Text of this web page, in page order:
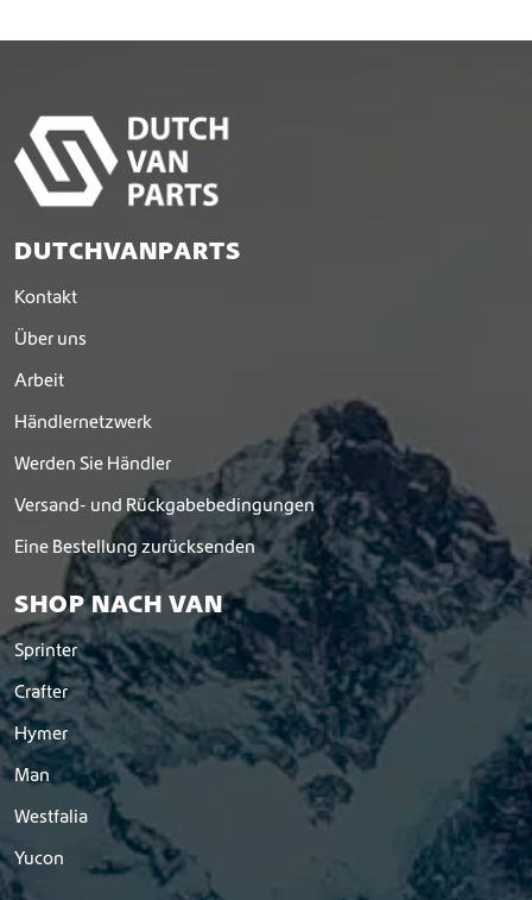
DUTCHVANPARTS
Kontakt
Über uns
Arbeit
Händlernetzwerk
Werden Sie Händler
Versand- und Rückgabebedingungen
Eine Bestellung zurücksenden
SHOP NACH VAN
Sprinter
Crafter
Hymer
Man
Westfalia
Yucon